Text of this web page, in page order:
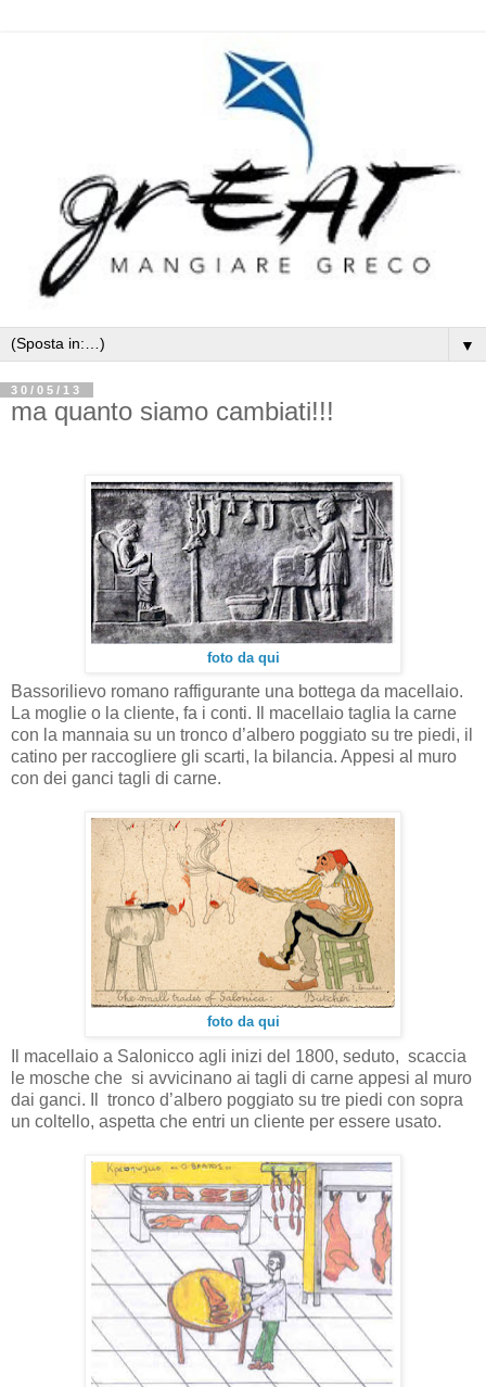
▼
30/05/13
ma quanto siamo cambiati!!!
foto da qui
Bassorilievo romano raffigurante una bottega da macellaio.
La moglie o la cliente, fa i conti. Il macellaio taglia la carne
con la mannaia su un tronco d’albero poggiato su tre piedi, il
catino per raccogliere gli scarti, la bilancia. Appesi al muro
con dei ganci tagli di carne.
foto da qui
Il macellaio a Salonicco agli inizi del 1800, seduto, scaccia
le mosche che si avvicinano ai tagli di carne appesi al muro
dai ganci. Il tronco d’albero poggiato su tre piedi con sopra
un coltello, aspetta che entri un cliente per essere usato.